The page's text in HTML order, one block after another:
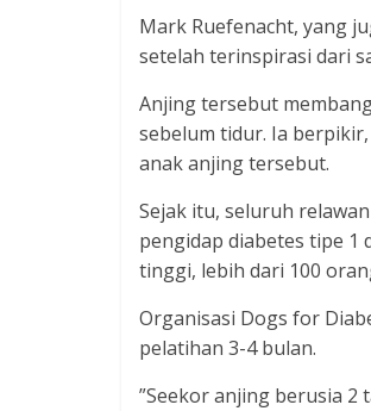
Mark Ruefenacht, yang
setelah terinspirasi dari
Anjing tersebut
sebelum tidur. Ia
anak anjing tersebut.
Sejak itu, seluruh
pengidap diabetes tipe 1
tinggi, lebih dari 100
Organisasi Dogs for
pelatihan 3-4 bulan.
”Seekor anjing berusia